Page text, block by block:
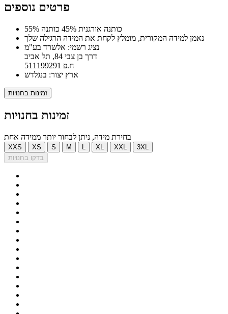
פרטים נוספים
55% כותנה אורגנית 45% כותנה
נאמן למידה המקורית, מומלץ לקחת את המידה הרגילה שלך
נציג רשמי: אלשרד בע"מ
דרך בן צבי 84, תל אביב
ח.פ 511199291
ארץ יצור: בנגלדש
זמינות בחנויות
זמינות בחנויות
בחירת מידה, ניתן לבחור יותר ממידה אחת
XXS XS S M XL XXL
3XL
בדקו בחנויות